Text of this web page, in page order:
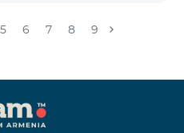
3500 ՀՀ դրամ։
կամ ԿՈՄԲՈ
կարող եք
5 6 7 8 9